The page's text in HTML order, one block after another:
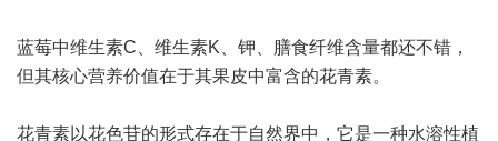
蓝莓中维生素C、维生素K、钾、膳食纤维含量都还不错，
但其核心营养价值在于其果皮中富含的花青素。
花青素以花色苷的形式存在于自然界中，它是一种水溶性植